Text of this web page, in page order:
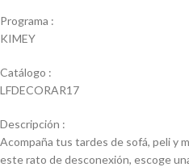
Programa :
KIMEY
Catálogo :
LFDECORAR17
Descripción :
Acompaña tus tardes de sofá, peli y
este rato de desconexión, escoge